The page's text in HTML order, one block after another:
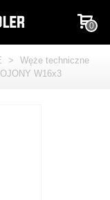
0
>
Węże techniczne
W16x3